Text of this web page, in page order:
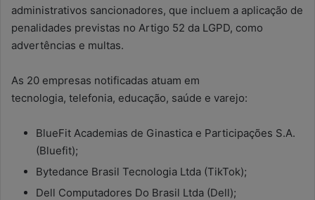
administrativos sancionadores, que incluem a aplicação de
penalidades previstas no Artigo 52 da LGPD, como
advertências e multas.
As 20 empresas notificadas atuam em
tecnologia, telefonia, educação, saúde e varejo:
BlueFit Academias de Ginastica e Participações S.A.
(Bluefit);
Bytedance Brasil Tecnologia Ltda (TikTok);
Dell Computadores Do Brasil Ltda (Dell);